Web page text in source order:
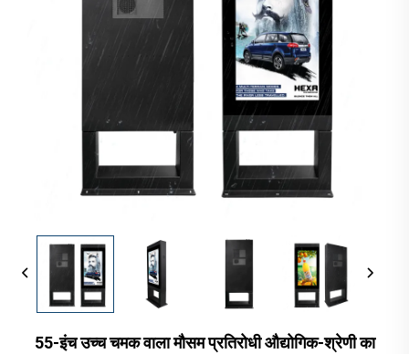
55-इंच उच्च चमक वाला मौसम प्रतिरोधी औद्योगिक-श्रेणी का